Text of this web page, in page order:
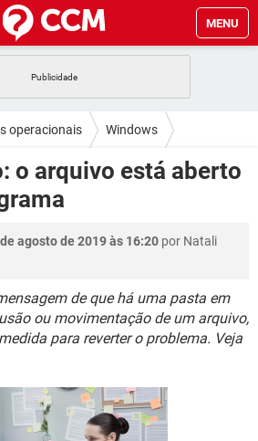
MENU
FACEBOOK
EXCEL
WHATSAPP
FACEBOOK
GMAIL
GMAIL
WHATSAPP
EXCEL
GMAIL
WHATSAPP
FACEBOOK
operacionais Windows
o arquivo está aberto
agosto de 2019 às 16:20 por Natali
de que há uma pasta em
ou movimentação de um arquivo,
para reverter o problema. Veja